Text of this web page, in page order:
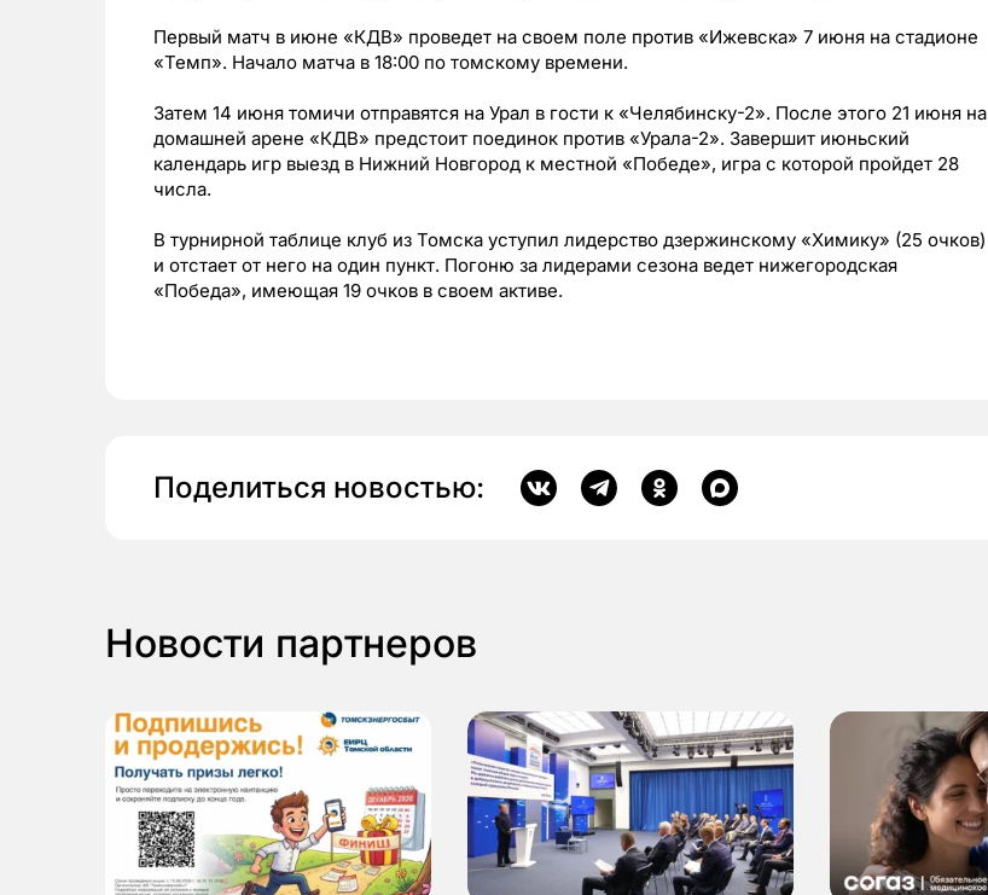
Первый матч в июне «КДВ» проведет на своем поле против «Ижевска» 7 июня на стадионе
«Темп». Начало матча в 18:00 по томскому времени.
Затем 14 июня томичи отправятся на Урал в гости к «Челябинску-2». После этого 21 июня на
домашней арене «КДВ» предстоит поединок против «Урала-2». Завершит июньский
календарь игр выезд в Нижний Новгород к местной «Победе», игра с которой пройдет 28
числа.
В турнирной таблице клуб из Томска уступил лидерство дзержинскому «Химику» (25 очков)
и отстает от него на один пункт. Погоню за лидерами сезона ведет нижегородская
«Победа», имеющая 19 очков в своем активе.
Поделиться новостью:
Новости партнеров